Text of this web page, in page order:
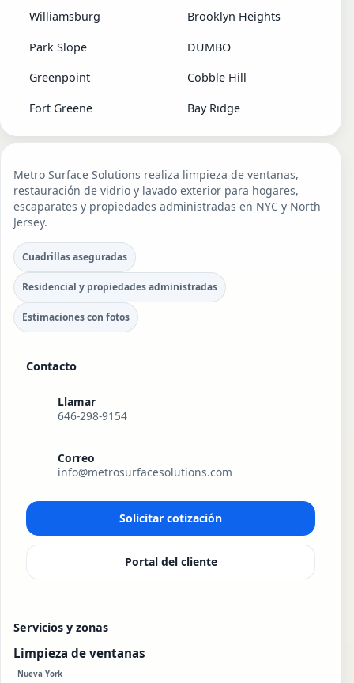
Williamsburg Brooklyn Heights
Park Slope DUMBO
Greenpoint Cobble Hill
Fort Greene Bay Ridge
Metro Surface Solutions realiza limpieza de ventanas,
restauración de vidrio y lavado exterior para hogares,
escaparates y propiedades administradas en NYC y North
Jersey.
Cuadrillas aseguradas
Residencial y propiedades administradas
Estimaciones con fotos
Contacto
Llamar
646-298-9154
Correo
info@metrosurfacesolutions.com
Solicitar cotización
Portal del cliente
Servicios y zonas
Limpieza de ventanas
Nueva York